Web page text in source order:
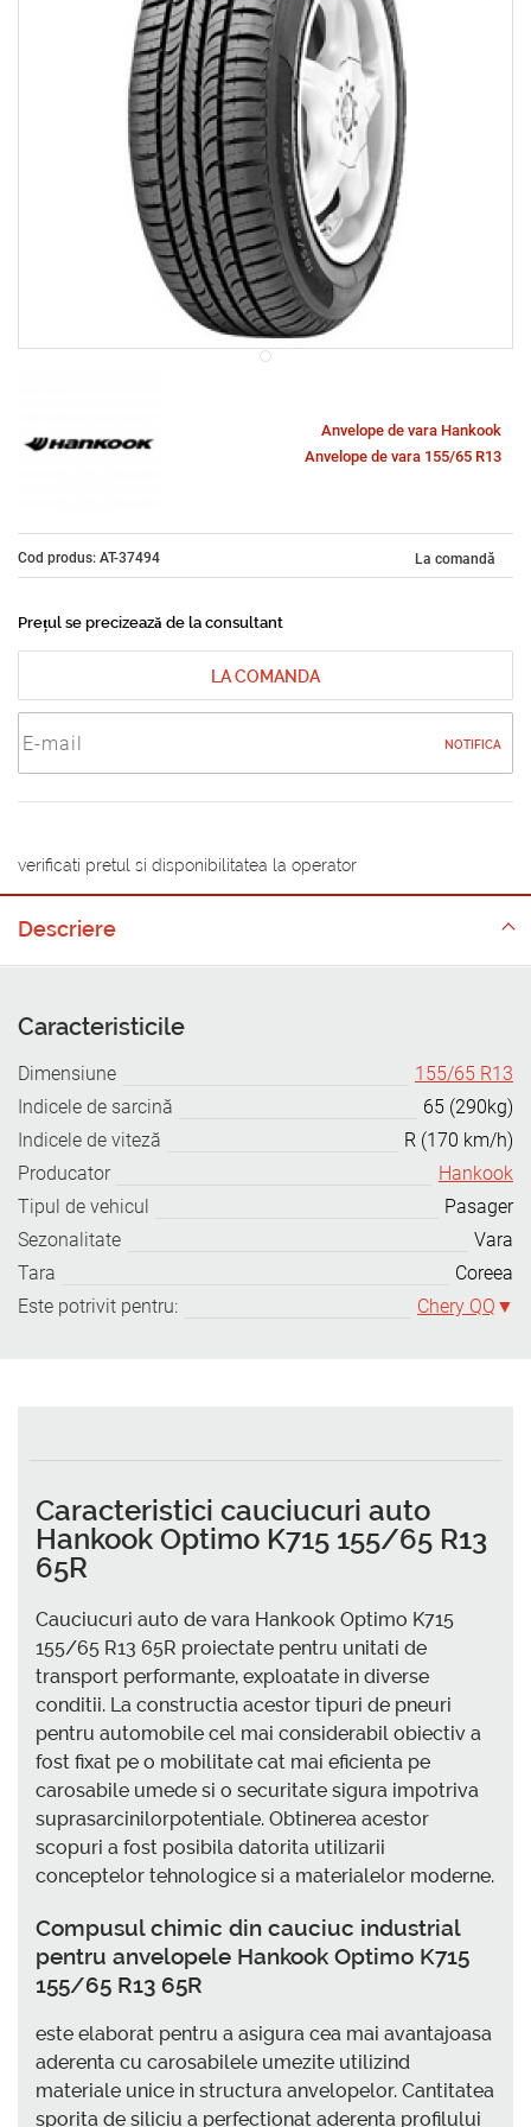
Anvelope de vara Hankook
Anvelope de vara 155/65 R13
Cod produs: AT-37494 La comandă
Prețul se precizează de la consultant
LA COMANDA
NOTIFICA
verificati pretul si disponibilitatea la operator
Descriere
Caracteristicile
Dimensiune
155/65 R13
Indicele de sarcină
65 (290kg)
Indicele de viteză
R (170 km/h)
Producator
Hankook
Tipul de vehicul
Pasager
Sezonalitate
Vara
Tara
Coreea
Este potrivit pentru:
Chery QQ
Caracteristici cauciucuri auto
Hankook Optimo K715 155/65 R13
65R
Cauciucuri auto de vara Hankook Optimo K715
155/65 R13 65R proiectate pentru unitati de
transport performante, exploatate in diverse
conditii. La constructia acestor tipuri de pneuri
pentru automobile cel mai considerabil obiectiv a
fost fixat pe o mobilitate cat mai eficienta pe
carosabile umede si o securitate sigura impotriva
suprasarcinilorpotentiale. Obtinerea acestor
scopuri a fost posibila datorita utilizarii
conceptelor tehnologice si a materialelor moderne.
Compusul chimic din cauciuc industrial
pentru anvelopele Hankook Optimo K715
155/65 R13 65R
este elaborat pentru a asigura cea mai avantajoasa
aderenta cu carosabilele umezite utilizind
materiale unice in structura anvelopelor. Cantitatea
sporita de siliciu a perfectionat aderenta profilului